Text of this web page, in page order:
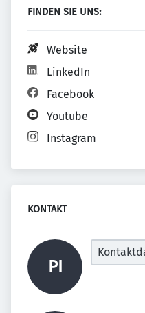
FINDEN SIE UNS:
Website
LinkedIn
Facebook
Youtube
Instagram
KONTAKT
PI